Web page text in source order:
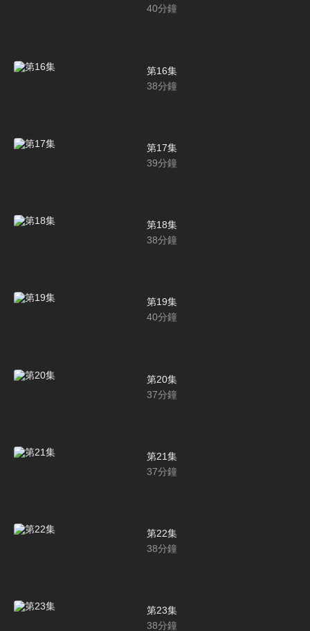
40分鐘
第16集
38分鐘
第17集
39分鐘
第18集
38分鐘
第19集
40分鐘
第20集
37分鐘
第21集
37分鐘
第22集
38分鐘
第23集
38分鐘